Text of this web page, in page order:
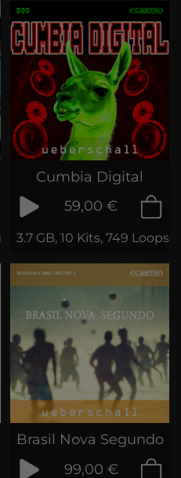
Cumbia Digital
59,00 €
3.7 GB, 10 Kits, 749 Loops
Brasil Nova Segundo
99,00 €